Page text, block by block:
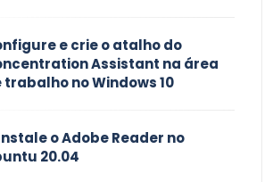
e crie o atalho do
Assistant na área
trabalho no Windows 10
o Adobe Reader no
20.04